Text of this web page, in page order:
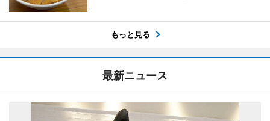
もっと見る
最新ニュース